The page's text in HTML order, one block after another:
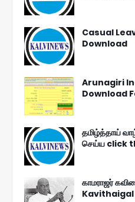
Casual
Download
Arunagiri
Download
தமிழ்த்தாய்
செய்ய click
காமராஜர்